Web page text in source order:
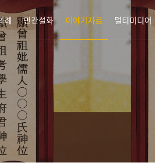
례 민간설화 이야기자료 멀티미디어